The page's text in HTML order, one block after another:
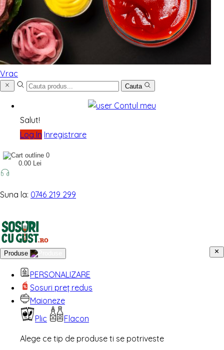
Vrac
Cauta
Contul meu
Salut!
Log In Inregistrare
0
0.00 Lei
Suna la: 0746 219 299
Produse
PERSONALIZARE
Sosuri preț redus
Maioneze
Plic
Flacon
Alege ce tip de produse ti se potriveste